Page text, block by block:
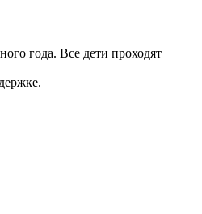
года. Все дети проходят